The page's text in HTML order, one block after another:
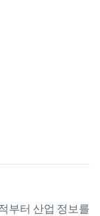
부터 산업 정보를